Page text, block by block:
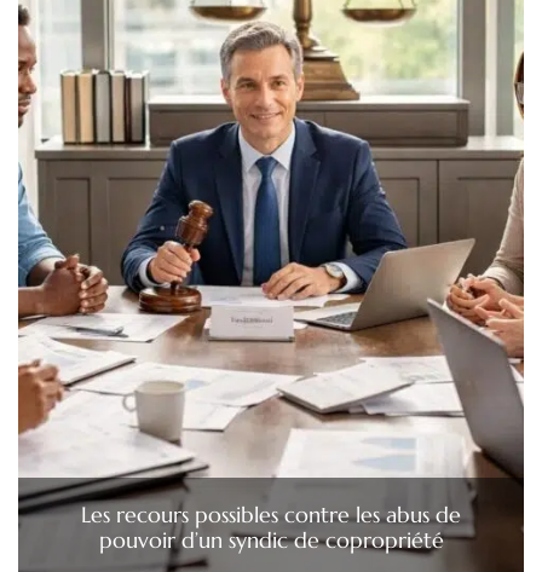
Les recours possibles contre les abus de
pouvoir d’un syndic de copropriété